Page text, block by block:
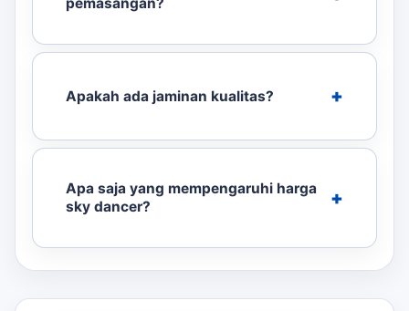
Apakah ada jaminan kualitas?
Apa saja yang mempengaruhi harga
sky dancer?